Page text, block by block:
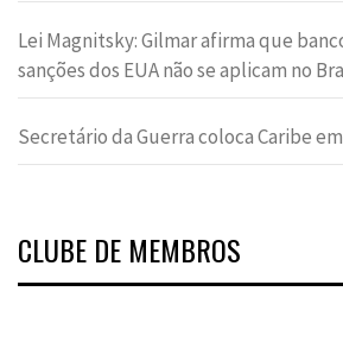
Lei Magnitsky: Gilmar afirma que
sanções dos EUA não se aplicam no
Secretário da Guerra coloca Caribe em
CLUBE DE MEMBROS